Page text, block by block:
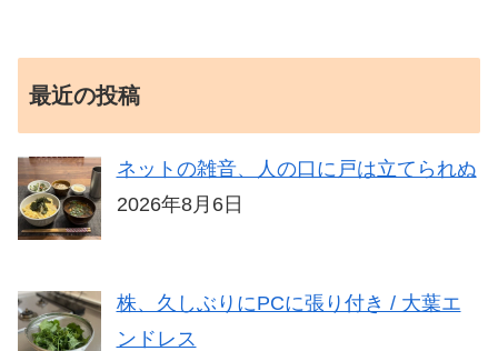
最近の投稿
ネットの雑音、人の口に戸は立てられぬ
2026年8月6日
株、久しぶりにPCに張り付き / 大葉エ
ンドレス